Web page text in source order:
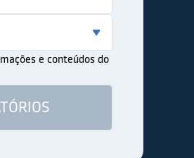
e conteúdos do